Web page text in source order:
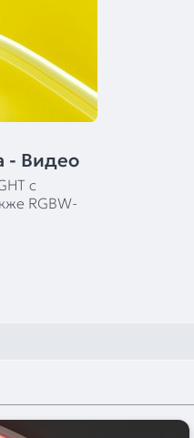
- Видео
с
RGBW-